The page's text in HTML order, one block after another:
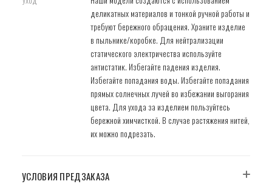
деликатных материалов и тонкой ручной работы и
требуют бережного обращения. Храните изделие
в пыльнике/коробке. Для нейтрализации
статического электричества используйте
антистатик. Избегайте падения изделия.
Избегайте попадания воды. Избегайте попадания
прямых солнечных лучей во избежании выгорания
цвета. Для ухода за изделием пользуйтесь
бережной химчисткой. В случае растяжения нитей,
их можно подрезать.
УСЛОВИЯ ПРЕДЗАКАЗА